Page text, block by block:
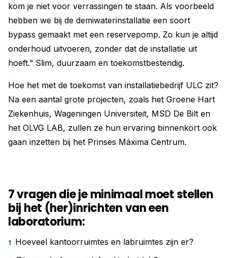
kom je niet voor verrassingen te staan. Als voorbeeld
hebben we bij de demiwaterinstallatie een soort
bypass gemaakt met een reservepomp. Zo kun je altijd
onderhoud uitvoeren, zonder dat de installatie uit
hoeft.” Slim, duurzaam en toekomstbestendig.
Hoe het met de toekomst van installatiebedrijf ULC zit?
Na een aantal grote projecten, zoals het Groene Hart
Ziekenhuis, Wageningen Universiteit, MSD De Bilt en
het OLVG LAB, zullen ze hun ervaring binnenkort ook
gaan inzetten bij het Prinses Máxima Centrum.
7 vragen die je minimaal moet stellen
bij het (her)inrichten van een
laboratorium:
Hoeveel kantoorruimtes en labruimtes zijn er?